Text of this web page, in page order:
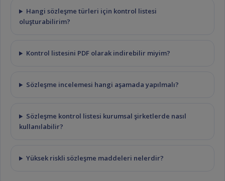
Hangi sözleşme türleri için kontrol listesi
oluşturabilirim?
Kontrol listesini PDF olarak indirebilir miyim?
Sözleşme incelemesi hangi aşamada yapılmalı?
Sözleşme kontrol listesi kurumsal şirketlerde nasıl
kullanılabilir?
Yüksek riskli sözleşme maddeleri nelerdir?